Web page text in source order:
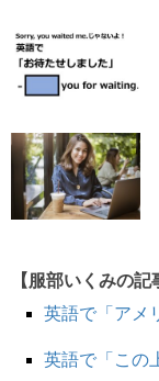
【服部いくみの記
英語で「アメ
英語で「この